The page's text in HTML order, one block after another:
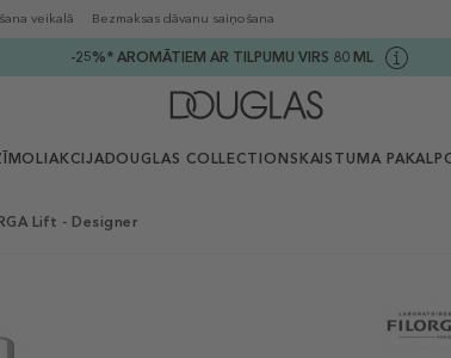
veikalā Bezmaksas dāvanu saiņošana
-25%* AROMĀTIEM AR TILPUMU VIRS 80 ML
AKCIJADOUGLAS COLLECTION SKAISTUMA
Lift - Designer